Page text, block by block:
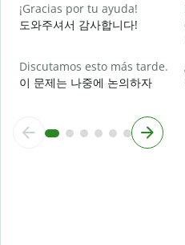
¡Gracias por tu ayuda!
도와주셔서 감사합니다!
Discutamos esto más tarde.
이 문제는 나중에 논의하자